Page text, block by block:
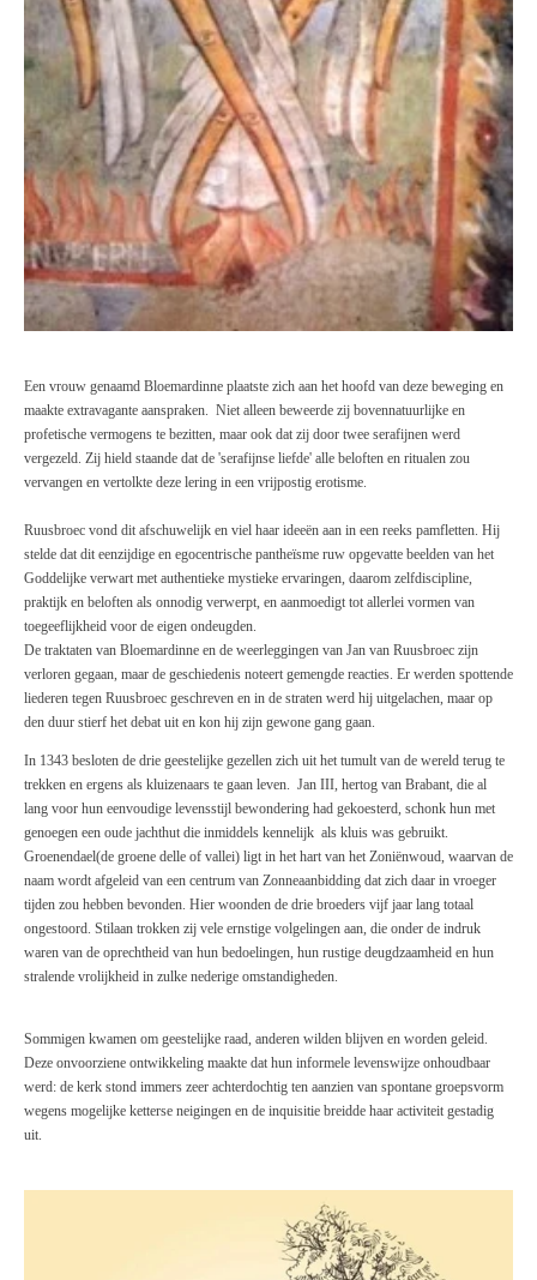
Een vrouw genaamd Bloemardinne plaatste zich aan het hoofd van deze beweging en
maakte extravagante aanspraken. Niet alleen beweerde zij bovennatuurlijke en
profetische vermogens te bezitten, maar ook dat zij door twee serafijnen werd
vergezeld. Zij hield staande dat de 'serafijnse liefde' alle beloften en ritualen zou
vervangen en vertolkte deze lering in een vrijpostig erotisme.
Ruusbroec vond dit afschuwelijk en viel haar ideeën aan in een reeks pamfletten. Hij
stelde dat dit eenzijdige en egocentrische pantheïsme ruw opgevatte beelden van het
Goddelijke verwart met authentieke mystieke ervaringen, daarom zelfdiscipline,
praktijk en beloften als onnodig verwerpt, en aanmoedigt tot allerlei vormen van
toegeeflijkheid voor de eigen ondeugden.
De traktaten van Bloemardinne en de weerleggingen van Jan van Ruusbroec zijn
verloren gegaan, maar de geschiedenis noteert gemengde reacties. Er werden spottende
liederen tegen Ruusbroec geschreven en in de straten werd hij uitgelachen, maar op
den duur stierf het debat uit en kon hij zijn gewone gang gaan.
In 1343 besloten de drie geestelijke gezellen zich uit het tumult van de wereld terug te
trekken en ergens als kluizenaars te gaan leven. Jan III, hertog van Brabant, die al
lang voor hun eenvoudige levensstijl bewondering had gekoesterd, schonk hun met
genoegen een oude jachthut die inmiddels kennelijk als kluis was gebruikt.
Groenendael(de groene delle of vallei) ligt in het hart van het Zoniënwoud, waarvan de
naam wordt afgeleid van een centrum van Zonneaanbidding dat zich daar in vroeger
tijden zou hebben bevonden. Hier woonden de drie broeders vijf jaar lang totaal
ongestoord. Stilaan trokken zij vele ernstige volgelingen aan, die onder de indruk
waren van de oprechtheid van hun bedoelingen, hun rustige deugdzaamheid en hun
stralende vrolijkheid in zulke nederige omstandigheden.
Sommigen kwamen om geestelijke raad, anderen wilden blijven en worden geleid.
Deze onvoorziene ontwikkeling maakte dat hun informele levenswijze onhoudbaar
werd: de kerk stond immers zeer achterdochtig ten aanzien van spontane groepsvorm
wegens mogelijke ketterse neigingen en de inquisitie breidde haar activiteit gestadig
uit.